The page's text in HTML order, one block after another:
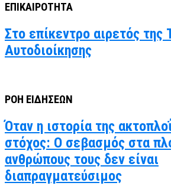
ΕΠΙΚΑΙΡΟΤΗΤΑ
Στο επίκεντρο αιρετός της
Αυτοδιοίκησης
ΡΟΗ ΕΙΔΗΣΕΩΝ
Όταν η ιστορία της
στόχος: Ο σεβασμός στα
ανθρώπους τους δεν είναι
διαπραγματεύσιμος